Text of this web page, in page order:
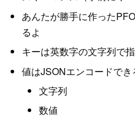
あんたが勝手に作った
るよ
キーは英数字の文字列で
値はJSONエンコードで
文字列
数値